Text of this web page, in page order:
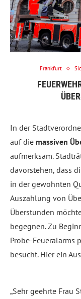
Frankfurt
In der
auf die massiven
aufmerksam.
davorstehen, dass
in der gewohnten
Auszahlung von
Überstunden
begegnen. Zu
Probe-Feueralarms
besucht. Hier ein
„Sehr geehrte Frau